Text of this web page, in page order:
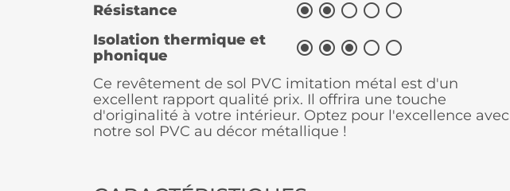
Résistance     
Isolation thermique et
phonique
    
Ce revêtement de sol PVC imitation métal est d'un
excellent rapport qualité prix. Il offrira une touche
d'originalité à votre intérieur. Optez pour l'excellence avec
notre sol PVC au décor métallique !